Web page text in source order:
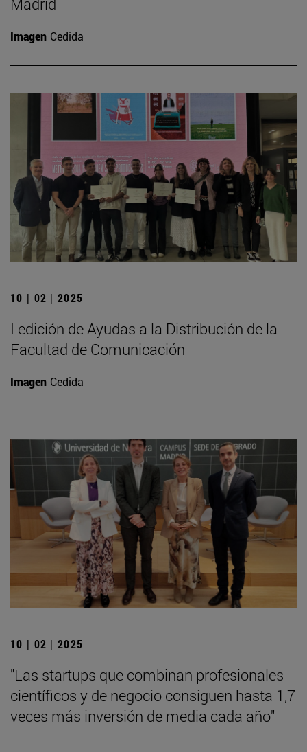
Imagen Cedida
10 | 02 | 2025
I edición de Ayudas a la Distribución de la
Facultad de Comunicación
Imagen Cedida
10 | 02 | 2025
"Las startups que combinan profesionales
científicos y de negocio consiguen hasta 1,7
veces más inversión de media cada año"